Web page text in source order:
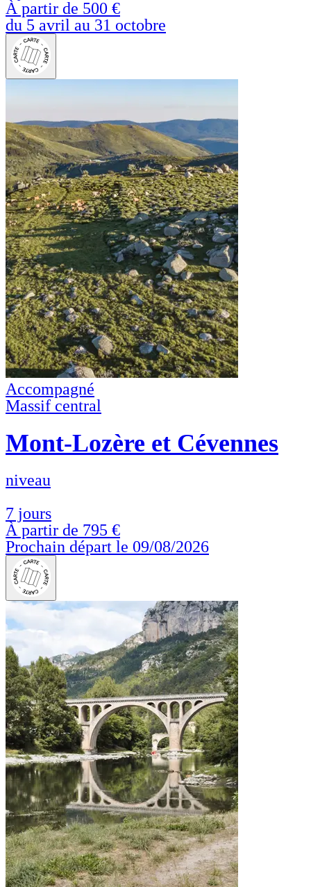
À partir de 500 €
du 5 avril au 31 octobre
Accompagné
Massif central
Mont-Lozère et Cévennes
niveau
7 jours
À partir de 795 €
Prochain départ le 09/08/2026